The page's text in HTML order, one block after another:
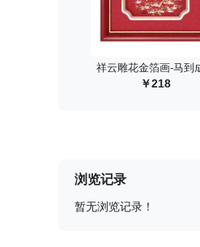
祥云雕花金箔画-马到
218
浏览记录
暂无浏览记录！